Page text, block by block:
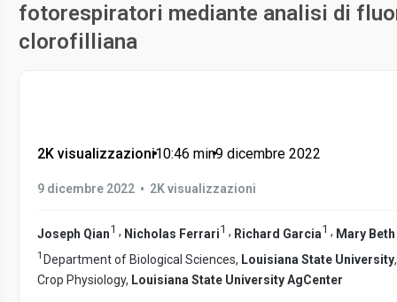
fotorespiratori mediante analisi di
clorofilliana
2K visualizzazioni•10:46 min•9 dicembre 2022
9 dicembre 2022 • 2K visualizzazioni
Joseph Qian1 , Nicholas Ferrari1 , Richard Garcia1 , Mary
1 Department of Biological Sciences, Louisiana State University
Crop Physiology, Louisiana State University AgCenter